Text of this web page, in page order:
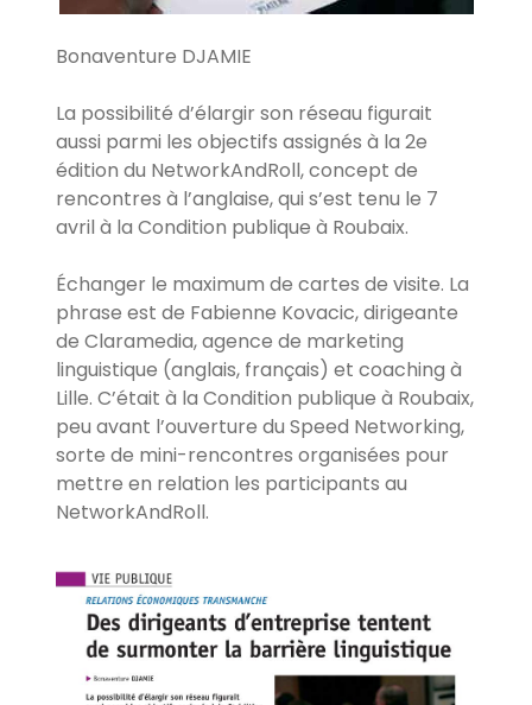
Bonaventure DJAMIE
La possibilité d’élargir son réseau figurait
aussi parmi les objectifs assignés à la 2e
édition du NetworkAndRoll, concept de
rencontres à l’anglaise, qui s’est tenu le 7
avril à la Condition publique à Roubaix.
Échanger le maximum de cartes de visite. La
phrase est de Fabienne Kovacic, dirigeante
de Claramedia, agence de marketing
linguistique (anglais, français) et coaching à
Lille. C’était à la Condition publique à Roubaix,
peu avant l’ouverture du Speed Networking,
sorte de mini-rencontres organisées pour
mettre en relation les participants au
NetworkAndRoll.